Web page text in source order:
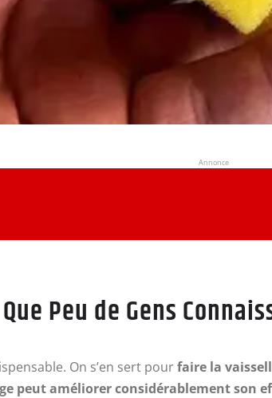
Annonce
Peu de Gens
On s’en sert pourfaire la
peut améliorer considérablement son